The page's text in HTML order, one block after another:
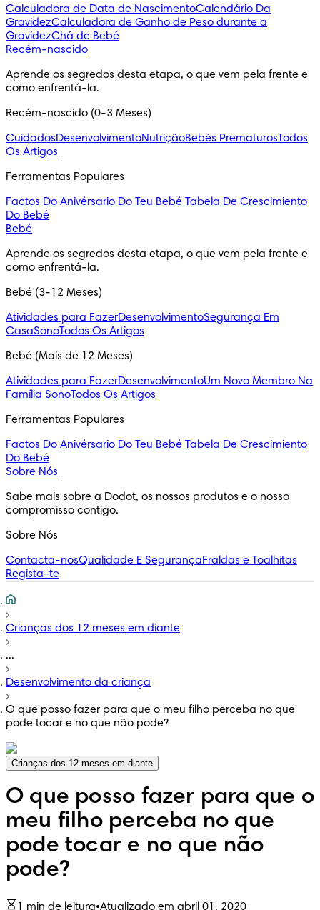
Calculadora de Data de NascimentoCalendário Da
GravidezCalculadora de Ganho de Peso durante a
GravidezChá de Bebé
Recém-nascido
Aprende os segredos desta etapa, o que vem pela frente e
como enfrentá-la.
Recém-nascido (0-3 Meses)
CuidadosDesenvolvimentoNutriçãoBebés PrematurosTodos
Os Artigos
Ferramentas Populares
Factos Do Anivérsario Do Teu Bebé Tabela De Crescimiento
Do Bebé
Bebé
Aprende os segredos desta etapa, o que vem pela frente e
como enfrentá-la.
Bebé (3-12 Meses)
Atividades para FazerDesenvolvimentoSegurança Em
CasaSonoTodos Os Artigos
Bebé (Mais de 12 Meses)
Atividades para FazerDesenvolvimentoUm Novo Membro Na
Família SonoTodos Os Artigos
Ferramentas Populares
Factos Do Anivérsario Do Teu Bebé Tabela De Crescimiento
Do Bebé
Sobre Nós
Sabe mais sobre a Dodot, os nossos produtos e o nosso
compromisso contigo.
Sobre Nós
Contacta-nosQualidade E SegurançaFraldas e Toalhitas
Regista-te
Crianças dos 12 meses em diante
...
Desenvolvimento da criança
O que posso fazer para que o meu filho perceba no que
pode tocar e no que não pode?
Crianças dos 12 meses em diante
O que posso fazer para que o
meu filho perceba no que
pode tocar e no que não
pode?
1 min de leitura•Atualizado em abril 01, 2020